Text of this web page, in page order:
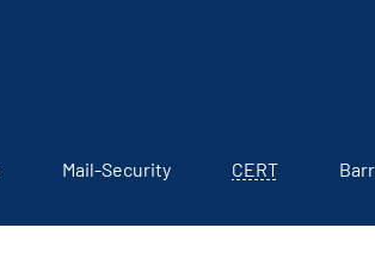
Mail-Security CERT